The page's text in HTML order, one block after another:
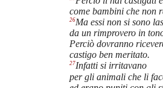
come bambini che non
26Ma essi non si sono
da un rimprovero in
Perciò dovranno
castigo ben meritato.
27Infatti si irritavano
per gli animali che li